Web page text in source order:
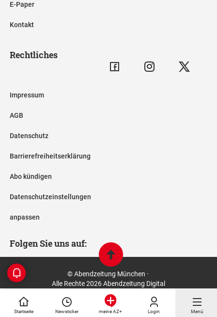
Startseite Newsticker meine AZ+ Login Menü
E-Paper
Kontakt
Rechtliches
Impressum
AGB
Datenschutz
Barrierefreiheitserklärung
Abo kündigen
Datenschutzeinstellungen
anpassen
Folgen Sie uns auf:
© Abendzeitung München ·
Alle Rechte 2026 Abendzeitung Digital